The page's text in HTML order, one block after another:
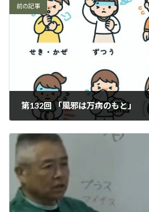
前の記事
第132回 「風邪は万病のもと」